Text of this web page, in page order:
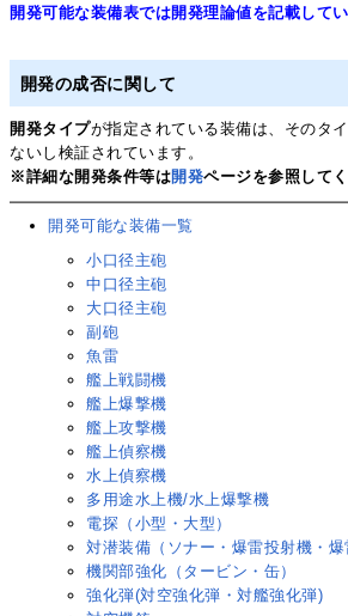
開発可能な装備表では開発理論値を記載して
開発の成否に関して
開発タイプが指定されている装備は、そのタ
ないし検証されています。
※詳細な開発条件等は開発ページを参照してく
開発可能な装備一覧
小口径主砲
中口径主砲
大口径主砲
副砲
魚雷
艦上戦闘機
艦上爆撃機
艦上攻撃機
艦上偵察機
水上偵察機
多用途水上機/水上爆撃機
電探（小型・大型）
対潜装備（ソナー・爆雷投射機・爆
機関部強化（タービン・缶）
強化弾(対空強化弾・対艦強化弾)